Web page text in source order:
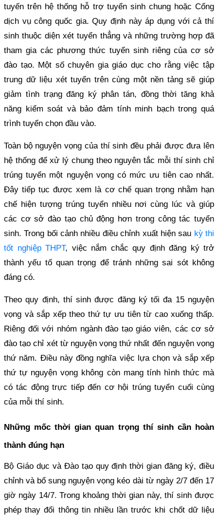
tuyến trên hệ thống hỗ trợ tuyển sinh chung hoặc Cổng
dịch vụ công quốc gia. Quy định này áp dụng với cả thí
sinh thuộc diện xét tuyển thẳng và những trường hợp đã
tham gia các phương thức tuyển sinh riêng của cơ sở
đào tạo. Một số chuyên gia giáo dục cho rằng việc tập
trung dữ liệu xét tuyển trên cùng một nền tảng sẽ giúp
giảm tình trạng đăng ký phân tán, đồng thời tăng khả
năng kiểm soát và bảo đảm tính minh bạch trong quá
trình tuyển chọn đầu vào.
Toàn bộ nguyện vọng của thí sinh đều phải được đưa lên
hệ thống để xử lý chung theo nguyên tắc mỗi thí sinh chỉ
trúng tuyển một nguyện vọng có mức ưu tiên cao nhất.
Đây tiếp tục được xem là cơ chế quan trọng nhằm hạn
chế hiện tượng trúng tuyển nhiều nơi cùng lúc và giúp
các cơ sở đào tạo chủ động hơn trong công tác tuyển
sinh. Trong bối cảnh nhiều điều chỉnh xuất hiện sau kỳ thi
tốt nghiệp THPT, việc nắm chắc quy định đăng ký trở
thành yếu tố quan trọng để tránh những sai sót không
đáng có.
Theo quy định, thí sinh được đăng ký tối đa 15 nguyện
vọng và sắp xếp theo thứ tự ưu tiên từ cao xuống thấp.
Riêng đối với nhóm ngành đào tạo giáo viên, các cơ sở
đào tạo chỉ xét từ nguyện vọng thứ nhất đến nguyện vọng
thứ năm. Điều này đồng nghĩa việc lựa chọn và sắp xếp
thứ tự nguyện vọng không còn mang tính hình thức mà
có tác động trực tiếp đến cơ hội trúng tuyển cuối cùng
của mỗi thí sinh.
Những mốc thời gian quan trọng thí sinh cần hoàn
thành đúng hạn
Bộ Giáo dục và Đào tạo quy định thời gian đăng ký, điều
chỉnh và bổ sung nguyện vọng kéo dài từ ngày 2/7 đến 17
giờ ngày 14/7. Trong khoảng thời gian này, thí sinh được
phép thay đổi thông tin nhiều lần trước khi chốt dữ liệu